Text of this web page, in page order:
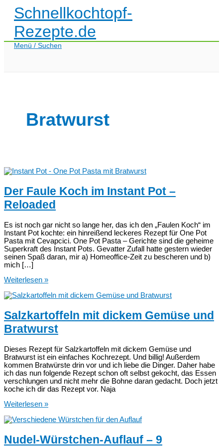
Zum
Inhalt
springen
Schnellkochtopf-
Rezepte.de
Menü / Suchen
Bratwurst
Der Faule Koch im Instant Pot –
Reloaded
Es ist noch gar nicht so lange her, das ich den „Faulen Koch“ im
Instant Pot kochte: ein hinreißend leckeres Rezept für One Pot
Pasta mit Cevapcici. One Pot Pasta – Gerichte sind die geheime
Superkraft des Instant Pots. Gevatter Zufall hatte gestern wieder
seinen Spaß daran, mir a) Homeoffice-Zeit zu bescheren und b)
mich […]
Der
Koch
Instant
Pot
–
Reloaded
Weiterlesen »
Salzkartoffeln mit dickem Gemüse und
Bratwurst
Dieses Rezept für Salzkartoffeln mit dickem Gemüse und
Bratwurst ist ein einfaches Kochrezept. Und billig! Außerdem
kommen Bratwürste drin vor und ich liebe die Dinger. Daher habe
ich das nun folgende Rezept schon oft selbst gekocht, das Essen
verschlungen und nicht mehr die Bohne daran gedacht. Doch jetzt
koche ich dir das Rezept vor. Naja
Salzkartoffeln
dickem
und
Bratwurst
Weiterlesen »
Nudel-Würstchen-Auflauf – 9